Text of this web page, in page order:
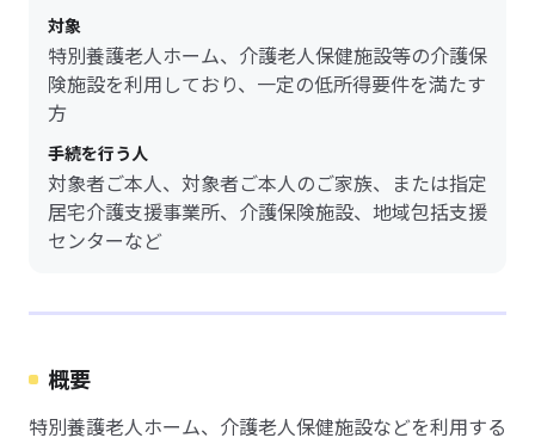
対象
特別養護老人ホーム、介護老人保健施設等の介護保
険施設を利用しており、一定の低所得要件を満たす
方
手続を行う人
対象者ご本人、対象者ご本人のご家族、または指定
居宅介護支援事業所、介護保険施設、地域包括支援
センターなど
概要
特別養護老人ホーム、介護老人保健施設などを利用する